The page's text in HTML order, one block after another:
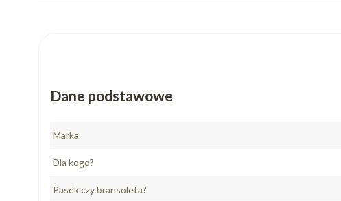
Dane podstawowe
Marka
Dla kogo?
Pasek czy bransoleta?